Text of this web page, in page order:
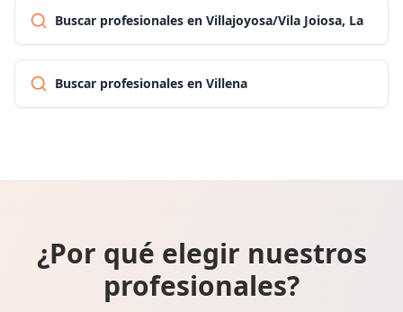
Buscar profesionales en Villajoyosa/Vila Joiosa, La
Buscar profesionales en Villena
¿Por qué elegir nuestros
profesionales?